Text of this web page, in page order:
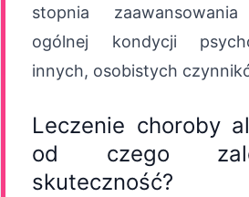
stopnia
ogólnej kondycji
innych, osobistych
Leczenie choroby
od czego
skuteczność?